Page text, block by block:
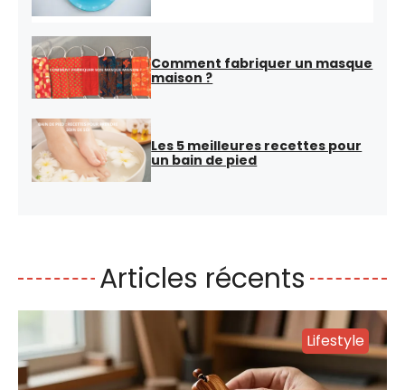
Comment fabriquer un masque
maison ?
Les 5 meilleures recettes pour
un bain de pied
Articles récents
Lifestyle